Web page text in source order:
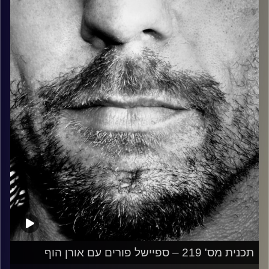
כל מה שחי, אמיתי ונושם.
עם שמוליק רגב.
קרדיט תמונות: David Goehring
תכנית מס' 219 – ספיישל פורים עם אורן הוף